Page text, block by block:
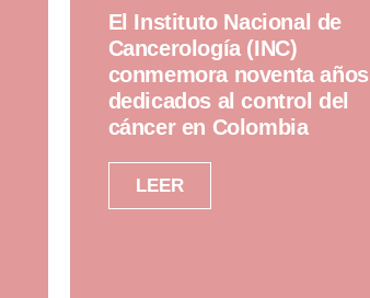
El Instituto Nacional de
Cancerología (INC)
conmemora noventa años
dedicados al control del
cáncer en Colombia
LEER